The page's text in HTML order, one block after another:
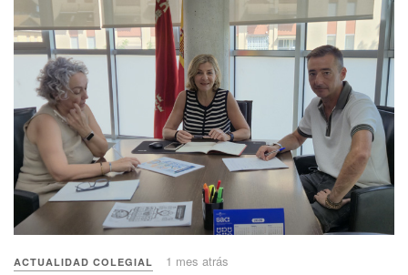
ACTUALIDAD COLEGIAL 1 mes atrás